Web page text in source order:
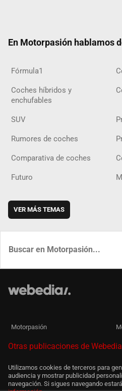
En Motorpasión hablamos
Fórmula1
Coches híbridos y
enchufables
SUV
Rumores de coches
Comparativa de coches
Futuro
VER MÁS TEMAS
Motorpasión
Otras publicaciones de Webedia
Utilizamos cookies de terceros para
audiencia y mostrar publicidad
navegación. Si sigues navegando